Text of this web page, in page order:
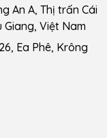
An A, Thị trấn Cái
Giang, Việt Nam
Ea Phê, Krông